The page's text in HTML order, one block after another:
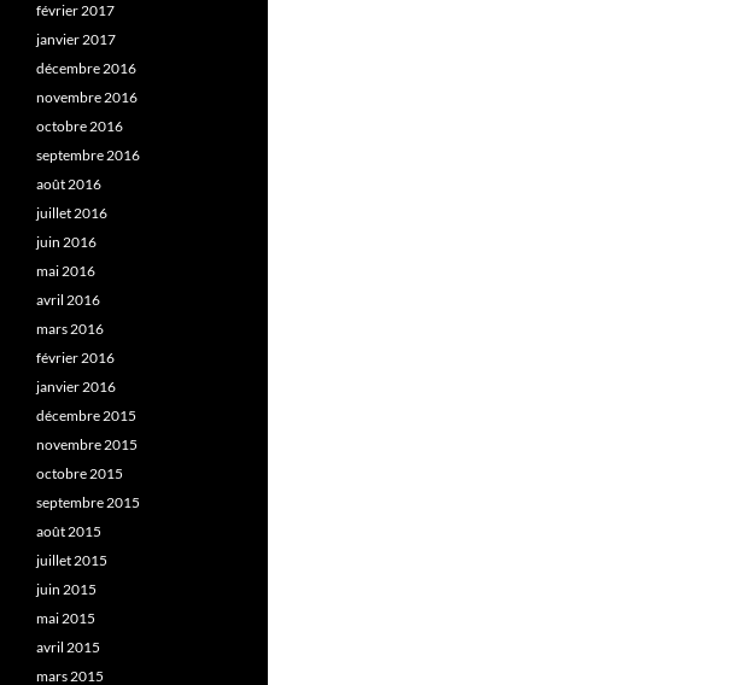
février 2017
janvier 2017
décembre 2016
novembre 2016
octobre 2016
septembre 2016
août 2016
juillet 2016
juin 2016
mai 2016
avril 2016
mars 2016
février 2016
janvier 2016
décembre 2015
novembre 2015
octobre 2015
septembre 2015
août 2015
juillet 2015
juin 2015
mai 2015
avril 2015
mars 2015